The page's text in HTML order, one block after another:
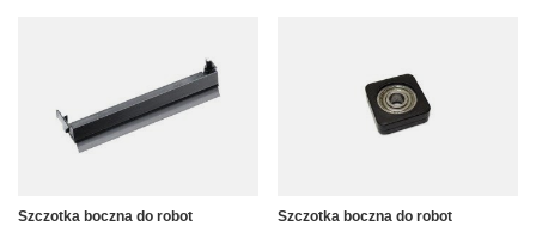
Szczotka boczna do robot
Szczotka boczna do robot